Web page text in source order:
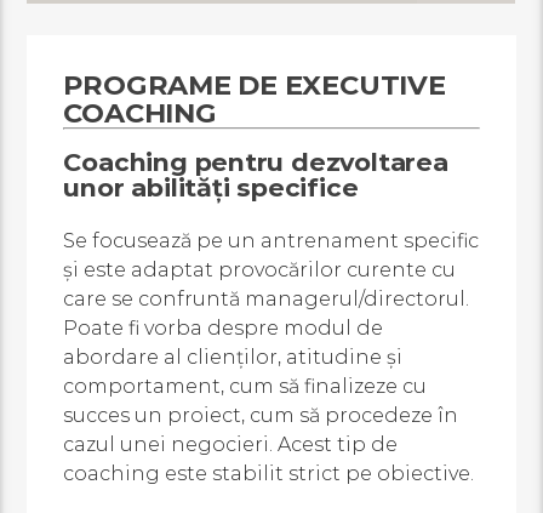
PROGRAME DE EXECUTIVE
COACHING
Coaching pentru dezvoltarea
unor abilități specifice
Se focusează pe un antrenament specific
și este adaptat provocărilor curente cu
care se confruntă managerul/directorul.
Poate fi vorba despre modul de
abordare al clienților, atitudine și
comportament, cum să finalizeze cu
succes un proiect, cum să procedeze în
cazul unei negocieri. Acest tip de
coaching este stabilit strict pe obiective.